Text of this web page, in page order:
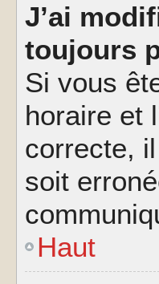
J’ai
toujours
Si vous
horaire et
correcte,
soit
Haut